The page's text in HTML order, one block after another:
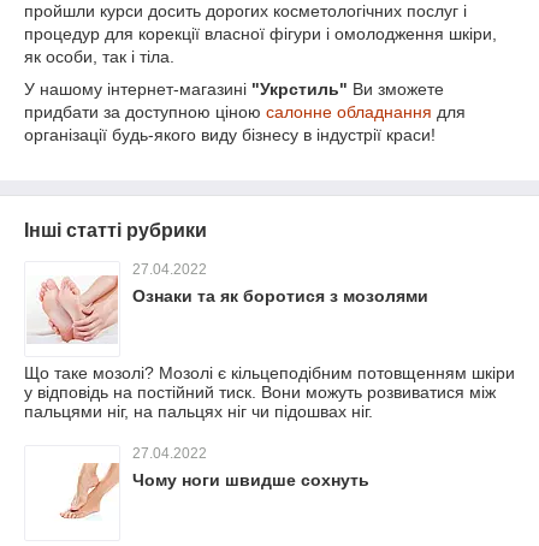
пройшли курси досить дорогих косметологічних послуг і
процедур для корекції власної фігури і омолодження шкіри,
як особи, так і тіла.
У нашому інтернет-магазині "Укрстиль" Ви зможете
придбати за доступною ціною салонне обладнання для
організації будь-якого виду бізнесу в індустрії краси!
Інші статті рубрики
27.04.2022
Ознаки та як боротися з мозолями
Що таке мозолі? Мозолі є кільцеподібним потовщенням шкіри
у відповідь на постійний тиск. Вони можуть розвиватися між
пальцями ніг, на пальцях ніг чи підошвах ніг.
27.04.2022
Чому ноги швидше сохнуть